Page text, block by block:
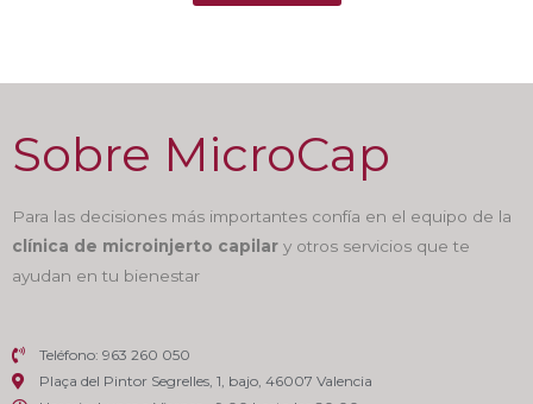
Sobre MicroCap
Para las decisiones más importantes confía en el equipo de la
clínica de microinjerto capilar y otros servicios que te
ayudan en tu bienestar
Teléfono: 963 260 050
Plaça del Pintor Segrelles, 1, bajo, 46007 Valencia